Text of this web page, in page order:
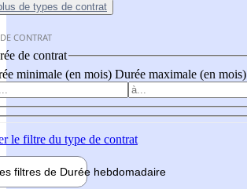
de types de contrat
CONTRAT
de contrat
minimale (en mois) Durée maximale (en mois)
le filtre du type de contrat
filtres de Durée hebdomadaire